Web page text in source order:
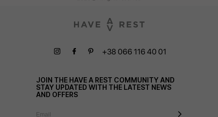
+38 066 116 40 01
JOIN THE HAVE A REST COMMUNITY AND
STAY UPDATED WITH THE LATEST NEWS
AND OFFERS